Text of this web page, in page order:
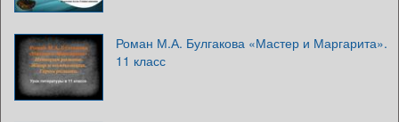
Роман М.А. Булгакова «Мастер и Маргарита».
11 класс